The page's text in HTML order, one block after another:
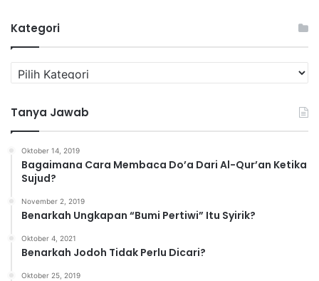
Kategori
a
e
g
Tanya Jawab
Oktober 14, 2019
Bagaimana Cara Membaca Do’a Dari Al-Qur’an Ketika
Sujud?
November 2, 2019
Benarkah Ungkapan “Bumi Pertiwi” Itu Syirik?
Oktober 4, 2021
Benarkah Jodoh Tidak Perlu Dicari?
Oktober 25, 2019